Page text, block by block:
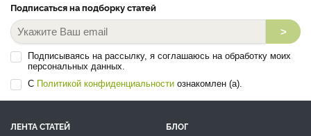
Подписаться на подборку статей
>
Подписываясь на рассылку, я соглашаюсь на обработку моих
персональных данных.
С Политикой конфиденциальности ознакомлен (а).
ЛЕНТА СТАТЕЙ
БЛОГ